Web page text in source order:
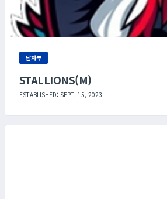
남자부
STALLIONS(M)
ESTABLISHED: SEPT. 15, 2023